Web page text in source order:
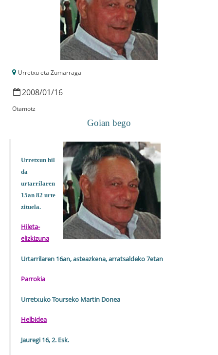
Urretxu eta Zumarraga
2008/01/16
Otamotz
Goian bego
Urretxun hil
da
urtarrilaren
15an 82 urte
zituela.
Hileta-
elizkizuna
Urtarrilaren 16an, asteazkena, arratsaldeko 7etan
Parrokia
Urretxuko Tourseko Martin Donea
Helbidea
Jauregi 16, 2. Esk.